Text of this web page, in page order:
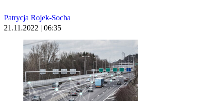
Patrycja Rojek-Socha
21.11.2022 | 06:35